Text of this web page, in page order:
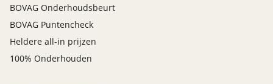
BOVAG Onderhoudsbeurt
BOVAG Puntencheck
Heldere all-in prijzen
100% Onderhouden